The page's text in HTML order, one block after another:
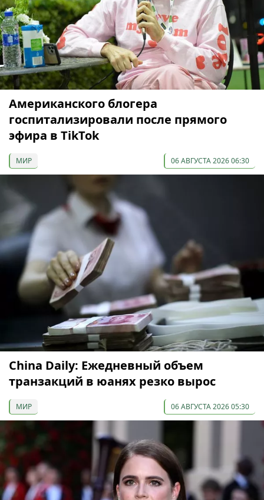
Американского блогера
госпитализировали после прямого
эфира в TikTok
МИР 06 АВГУСТА 2026 06:30
China Daily: Ежедневный объем
транзакций в юанях резко вырос
МИР 06 АВГУСТА 2026 05:30